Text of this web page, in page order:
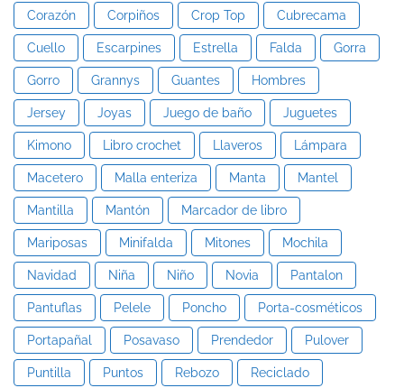
Corazón Corpiños Crop Top Cubrecama
Cuello Escarpines Estrella Falda Gorra
Gorro Grannys Guantes Hombres
Jersey Joyas Juego de baño Juguetes
Kimono Libro crochet Llaveros Lámpara
Macetero Malla enteriza Manta Mantel
Mantilla Mantón Marcador de libro
Mariposas Minifalda Mitones Mochila
Navidad Niña Niño Novia Pantalon
Pantuflas Pelele Poncho Porta-cosméticos
Portapañal Posavaso Prendedor Pulover
Puntilla Puntos Rebozo Reciclado